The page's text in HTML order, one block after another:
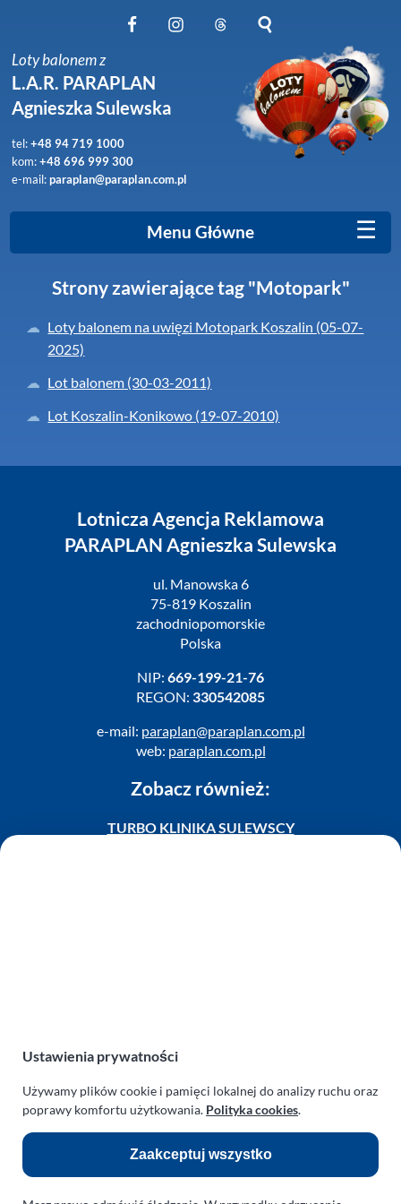
Obserwuj nas na Instagram
Obserwuj nas na Threads
Szukaj na stronie
Loty balonem z
L.A.R. PARAPLAN
Agnieszka Sulewska
tel:+48 94 719 1000
kom:+48 696 999 300
e-mail:paraplan@paraplan.com.pl
Menu Główne ☰
Strony zawierające tag "Motopark"
Loty balonem na uwięzi Motopark Koszalin (05-07-
2025)
Lot balonem (30-03-2011)
Lot Koszalin-Konikowo (19-07-2010)
Lotnicza Agencja Reklamowa
PARAPLAN Agnieszka Sulewska
ul. Manowska 6
75-819 Koszalin
zachodniopomorskie
Polska
NIP: 669-199-21-76
REGON: 330542085
e-mail: paraplan@paraplan.com.pl
web: paraplan.com.pl
Zobacz również:
TURBO KLINIKA SULEWSCY
Odnośniki:
Flight Operations Consulting
Motopark Koszalin
Ustawienia prywatności
Używamy plików cookie i pamięci lokalnej do analizy ruchu oraz
poprawy komfortu użytkowania. Polityka cookies.
Zaakceptuj wszystko